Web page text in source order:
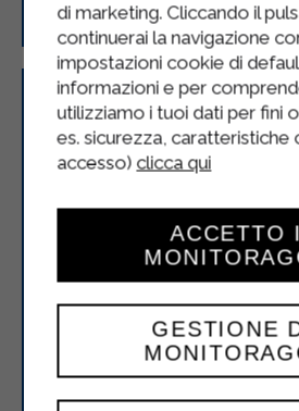
di marketing. Cliccando il
continuerai la navigazione
impostazioni cookie di
informazioni e per
utilizziamo i tuoi dati per fini
es. sicurezza, caratteristiche
accesso) clicca qui
GESTIONE
ACCETTO